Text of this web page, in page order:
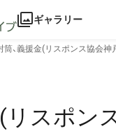
ギャラリー
筒、義援金(リスポンス協会神
(リスポン